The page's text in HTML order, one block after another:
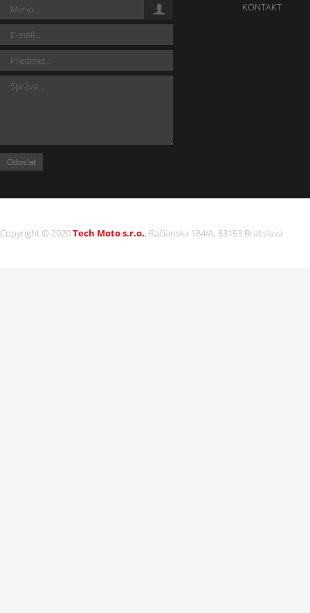
KONTAKT
Copyright © 2020Tech Moto s.r.o., Račianska 184/A, 83153 Bratislava